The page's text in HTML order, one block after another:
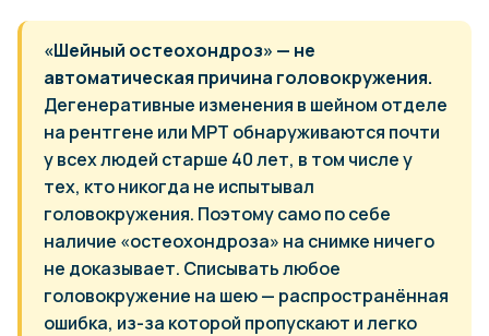
«Шейный остеохондроз» — не
автоматическая причина головокружения.
Дегенеративные изменения в шейном отделе
на рентгене или МРТ обнаруживаются почти
у всех людей старше 40 лет, в том числе у
тех, кто никогда не испытывал
головокружения. Поэтому само по себе
наличие «остеохондроза» на снимке ничего
не доказывает. Списывать любое
головокружение на шею — распространённая
ошибка, из-за которой пропускают и легко